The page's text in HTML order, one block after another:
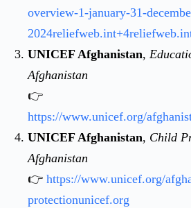
overview-1-january-31-
2024
UNICEF Afghanistan,
Afghanistan
👉
https://www.unicef.org/
UNICEF Afghanistan, Child
Afghanistan
👉 https://www.unicef.org/
protectionunicef.org